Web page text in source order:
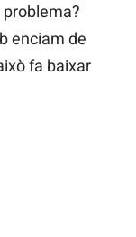
problema?
enciam de
fa baixar